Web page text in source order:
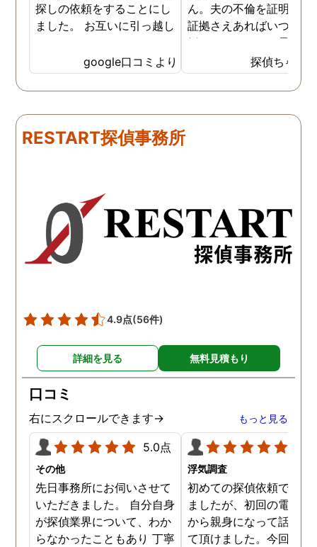
探しの依頼をすることにし
ました。 お互いに引っ越し
いる情報も少なかったの
で、難しいかなと思ってい
たのですが、見事に探して
ました。うれしくてお互い
に涙の再会でした。 対応し
玉総合情報事務所さんに依
頼させていただき本当に良
かったです。
google口コミより
ん。夫の不倫を証明でき
証拠さえあればいつでも
婚ができるのにと愚痴を
ぼしていると、姉が探偵
不倫の証拠集めを依頼し
くれました。探偵事務所
にも関わらず、相談員の
明な点が全くないほどし
かりと説明をしてくれま
た。調査では夫が不倫相
の自宅に頻繁に訪れる様
務所に関しても調べてく
ていて、周りの人たちの
かげで夫と離婚ができそ
探偵ちゃん
RESTART探偵事務所
4.9点(56件)
詳細を見る 無料見積もり
口コミ
右にスクロールできます→ もっと見る
5.0点
その他
先日事務所にお伺いさせて
いただきました。 自分自身
が探偵業界について、わか
らなかったこともあり 丁寧
浮気調査
初めての探偵依頼で緊張
ましたが、初回の電話相
から親身になって話を聞
て頂けました。今回、夫